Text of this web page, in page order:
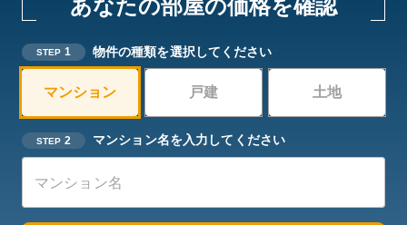
あなたの部屋の価格を確認
STEP 1 物件の種類を選択してください
マンション 戸建 土地
STEP 2 マンション名を入力してください